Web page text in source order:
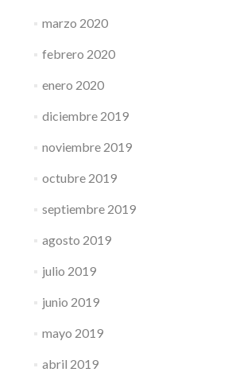
marzo 2020
febrero 2020
enero 2020
diciembre 2019
noviembre 2019
octubre 2019
septiembre 2019
agosto 2019
julio 2019
junio 2019
mayo 2019
abril 2019